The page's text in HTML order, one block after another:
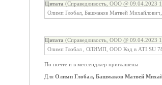
Цитата (Справедливость, ООО @ 09.04.2023
Олимп Глобал, Башмаков Матвей
Цитата (Справедливость, ООО @ 09.04.2023
Олимп Глобал , ОЛИМП, ООО Код в ATI.SU
По почте и в мессенджер приглашены
Для Олимп Глобал, Башмаков Матвей